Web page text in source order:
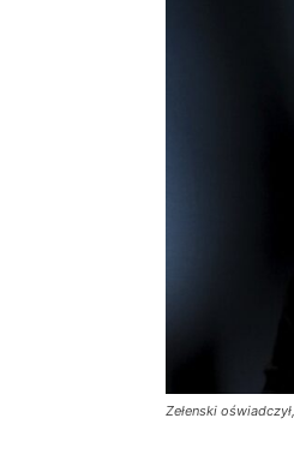
Zełenski